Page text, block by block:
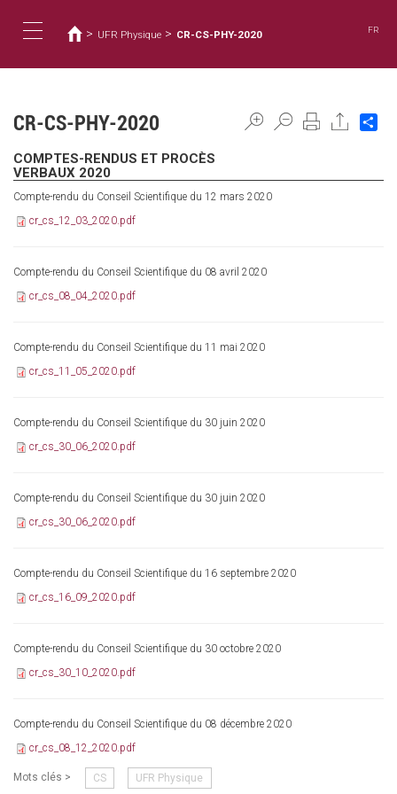
contenido
navigation
está
aquí
> UFR Physique > CR-CS-PHY-2020 FR
CR-CS-PHY-2020
COMPTES-RENDUS ET PROCÈS
VERBAUX 2020
Compte-rendu du Conseil Scientifique du 12 mars 2020
cr_cs_12_03_2020.pdf
Compte-rendu du Conseil Scientifique du 08 avril 2020
cr_cs_08_04_2020.pdf
Compte-rendu du Conseil Scientifique du 11 mai 2020
cr_cs_11_05_2020.pdf
Compte-rendu du Conseil Scientifique du 30 juin 2020
cr_cs_30_06_2020.pdf
Compte-rendu du Conseil Scientifique du 30 juin 2020
cr_cs_30_06_2020.pdf
Compte-rendu du Conseil Scientifique du 16 septembre 2020
cr_cs_16_09_2020.pdf
Compte-rendu du Conseil Scientifique du 30 octobre 2020
cr_cs_30_10_2020.pdf
Compte-rendu du Conseil Scientifique du 08 décembre 2020
cr_cs_08_12_2020.pdf
Mots clés > CS UFR Physique